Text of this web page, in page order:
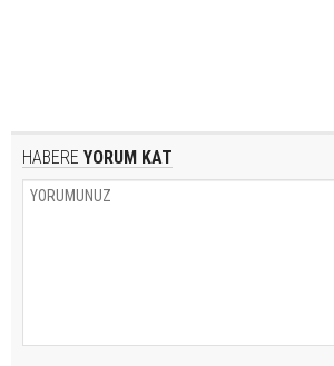
HABERE YORUM KAT